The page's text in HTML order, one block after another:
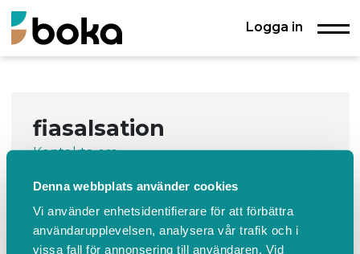
Denna webbplats använder cookies
Vi använder enhetsidentifierare för att förbättra
användarupplevelsen, analysera vår trafik och i
vissa fall för annonsering till användaren. Vid
Logga in
fiasalsation
Kontakta oss
Boka Events Om oss
Boka